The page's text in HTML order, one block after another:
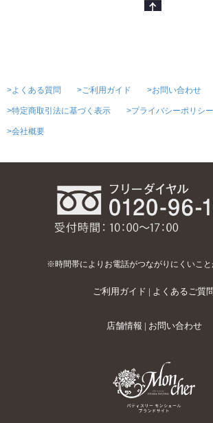
>よくある質問 >ご利用ガイド >お問い合わせ
>特定商取引法に基づく表示 >プライバシーポリシー
>会社概要
※時間帯によりお電話がつながりにくいこ
ご利用ガイド | よくあるご質
店舗情報 | お問い合わせ